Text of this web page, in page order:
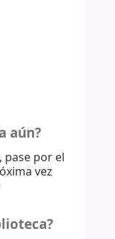
aún?
pase por el
vez